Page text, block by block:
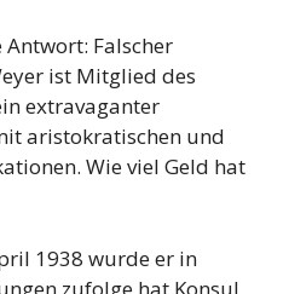
Falscher
ist Mitglied des
extravaganter
aristokratischen und
Wie viel Geld hat
1938 wurde er in
zufolge hat Konsul